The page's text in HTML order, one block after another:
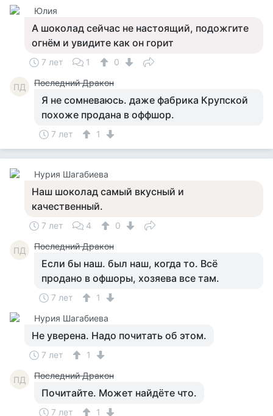
Юлия
А шоколад сейчас не настоящий, подожгите
огнём и увидите как он горит
7 лет 1 0
ПД Последний Дракон
Я не сомневаюсь. даже фабрика Крупской
похоже продана в оффшор.
7 лет 1
Нурия Шагабиева
Наш шоколад самый вкусный и
качественный.
7 лет 4 0
ПД Последний Дракон
Если бы наш. был наш, когда то. Всё
продано в офшоры, хозяева все там.
7 лет
1
Нурия Шагабиева
Не уверена. Надо почитать об этом.
7 лет 1
ПД Последний Дракон
Почитайте. Может найдёте что.
7 лет
1